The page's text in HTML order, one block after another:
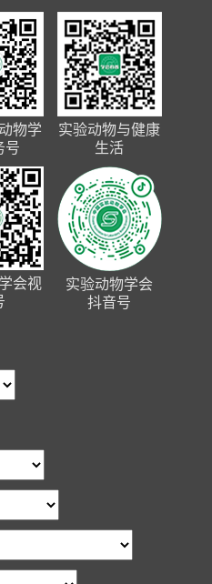
物学
号
实验动物与健康
生活
会视
实验动物学会
抖音号